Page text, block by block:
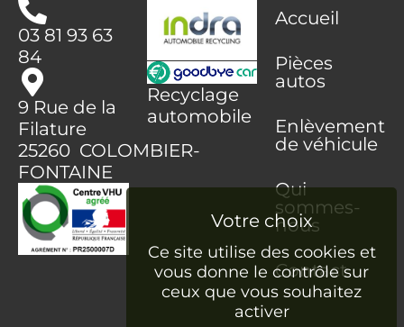
03 81 93 63
84
9 Rue de la
Filature
25260 COLOMBIER-
FONTAINE
Recyclage
automobile
Accueil
Pièces
autos
Enlèvement
de véhicule
Qui
sommes-
nous
Contact
Ce site utilise des cookies et
vous donne le contrôle sur
ceux que vous souhaitez
activer